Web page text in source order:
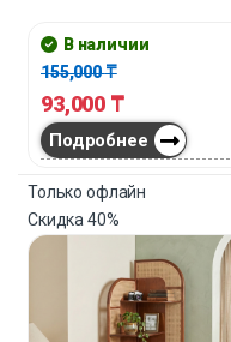
В наличии
155,000₸
93,000 ₸
Подробнее
Только офлайн
Скидка40%